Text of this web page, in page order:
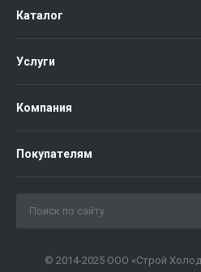
Каталог
Услуги
Компания
Покупателям
© 2014-2025 ООО «Строй